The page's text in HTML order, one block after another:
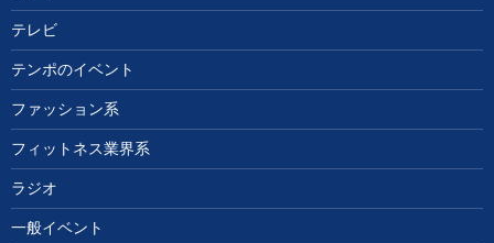
テレビ
テンポのイベント
ファッション系
フィットネス業界系
ラジオ
一般イベント